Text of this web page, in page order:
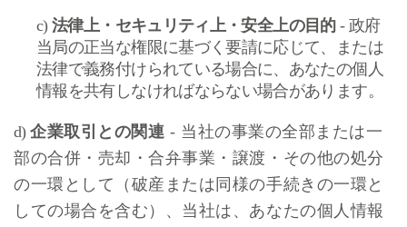
c)法律上・セキュリティ上・安全上の目的 - 政府
当局の正当な権限に基づく要請に応じて、または
法律で義務付けられている場合に、あなたの個人
情報を共有しなければならない場合があります。
d)企業取引との関連 - 当社の事業の全部または一
部の合併・売却・合弁事業・譲渡・その他の処分
の一環として（破産または同様の手続きの一環と
しての場合を含む）、当社は、あなたの個人情報